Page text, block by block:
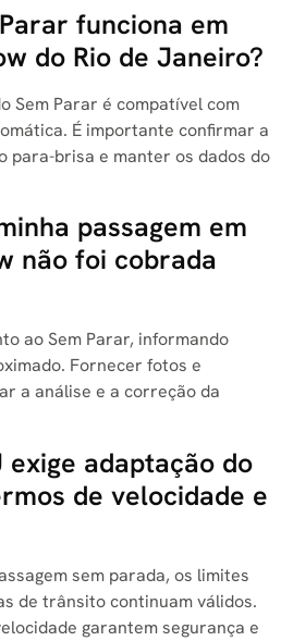
funciona em
do Rio de Janeiro?
Sem Parar é compatível com
É importante confirmar a
para-brisa e manter os dados do
passagem em
não foi cobrada
ao Sem Parar, informando
Fornecer fotos e
a análise e a correção da
exige adaptação do
de velocidade e
sem parada, os limites
de trânsito continuam válidos.
garantem segurança e